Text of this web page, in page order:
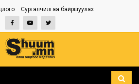
Сурталчилгаа байршуулах